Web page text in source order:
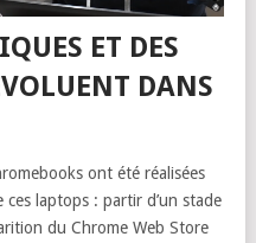
ET DES
DANS
ont été réalisées
laptops : partir d’un stade
du Chrome Web Store